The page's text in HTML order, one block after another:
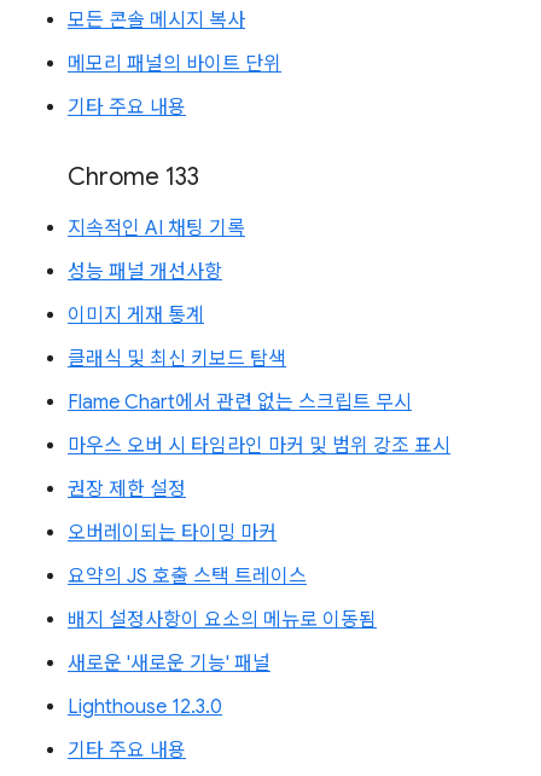
모든 콘솔 메시지 복사
메모리 패널의 바이트 단위
기타 주요 내용
Chrome 133
지속적인 AI 채팅 기록
성능 패널 개선사항
이미지 게재 통계
클래식 및 최신 키보드 탐색
Flame Chart에서 관련 없는 스크립트 무시
마우스 오버 시 타임라인 마커 및 범위 강조 표시
권장 제한 설정
오버레이되는 타이밍 마커
요약의 JS 호출 스택 트레이스
배지 설정사항이 요소의 메뉴로 이동됨
새로운 '새로운 기능' 패널
Lighthouse 12.3.0
기타 주요 내용